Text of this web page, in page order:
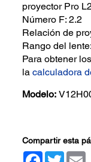
proyector Pro
Número F: 2.2
Relación de
Rango del
Para obtener
lacalculadora
Modelo:
Compartir esta
Facebook
Twitter